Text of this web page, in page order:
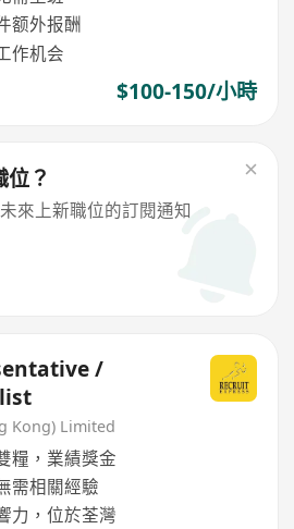
额外报酬
作机会
$100-150/小時
？
來上新職位的訂閱通知
/
Kong) Limited
糧，業績獎金
需相關經驗
力，位於荃灣